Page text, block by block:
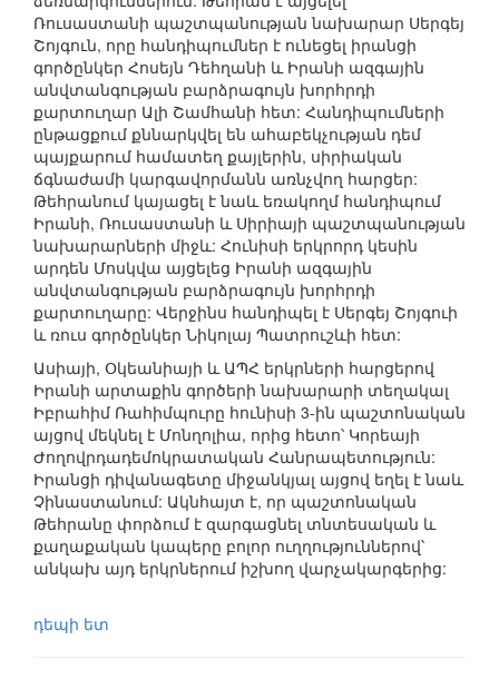
Ռուսաստանի պաշտպանության նախարար Սերգեյ
Շոյգուն, որը հանդիպումներ է ունեցել իրանցի
գործընկեր Հոսեյն Դեհղանի և Իրանի ազգային
անվտանգության բարձրագույն խորհրդի
քարտուղար Ալի Շամհանի հետ: Հանդիպումների
ընթացքում քննարկվել են ահաբեկչության դեմ
պայքարում համատեղ քայլերին, սիրիական
ճգնաժամի կարգավորմանն առնչվող հարցեր:
Թեհրանում կայացել է նաև եռակողմ հանդիպում
Իրանի, Ռուսաստանի և Սիրիայի պաշտպանության
նախարարների միջև: Հունիսի երկրորդ կեսին
արդեն Մոսկվա այցելեց Իրանի ազգային
անվտանգության բարձրագույն խորհրդի
քարտուղարը: Վերջինս հանդիպել է Սերգեյ Շոյգուի
և ռուս գործընկեր Նիկոլայ Պատրուշևի հետ:
Ասիայի, Օկեանիայի և ԱՊՀ երկրների հարցերով
Իրանի արտաքին գործերի նախարարի տեղակալ
Իբրահիմ Ռահիմպուրը հունիսի 3-ին պաշտոնական
այցով մեկնել է Մոնղոլիա, որից հետո՝ Կորեայի
Ժողովրդադեմոկրատական Հանրապետություն:
Իրանցի դիվանագետը միջանկյալ այցով եղել է նաև
Չինաստանում: Ակնհայտ է, որ պաշտոնական
Թեհրանը փորձում է զարգացնել տնտեսական և
քաղաքական կապերը բոլոր ուղղություններով՝
անկախ այդ երկրներում իշխող վարչակարգերից:
դեպի ետ